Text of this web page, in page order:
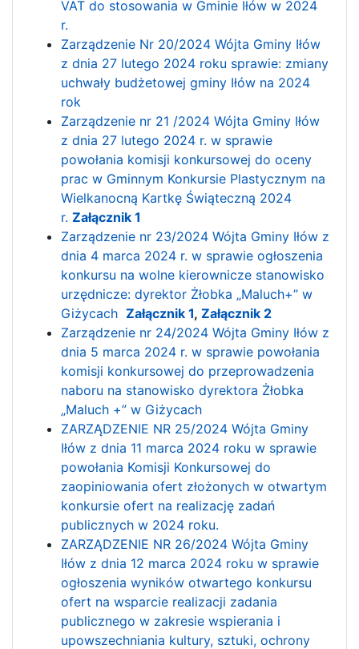
VAT do stosowania w Gminie Iłów w 2024
r.
Zarządzenie Nr 20/2024 Wójta Gminy Iłów
z dnia 27 lutego 2024 roku sprawie: zmiany
uchwały budżetowej gminy Iłów na 2024
rok
Zarządzenie nr 21 /2024 Wójta Gminy Iłów
z dnia 27 lutego 2024 r. w sprawie
powołania komisji konkursowej do oceny
prac w Gminnym Konkursie Plastycznym na
Wielkanocną Kartkę Świąteczną 2024
r. Załącznik 1
Zarządzenie nr 23/2024 Wójta Gminy Iłów z
dnia 4 marca 2024 r. w sprawie ogłoszenia
konkursu na wolne kierownicze stanowisko
urzędnicze: dyrektor Żłobka „Maluch+” w
Giżycach Załącznik 1, Załącznik 2
Zarządzenie nr 24/2024 Wójta Gminy Iłów z
dnia 5 marca 2024 r. w sprawie powołania
komisji konkursowej do przeprowadzenia
naboru na stanowisko dyrektora Żłobka
„Maluch +” w Giżycach
ZARZĄDZENIE NR 25/2024 Wójta Gminy
Iłów z dnia 11 marca 2024 roku w sprawie
powołania Komisji Konkursowej do
zaopiniowania ofert złożonych w otwartym
konkursie ofert na realizację zadań
publicznych w 2024 roku.
ZARZĄDZENIE NR 26/2024 Wójta Gminy
Iłów z dnia 12 marca 2024 roku w sprawie
ogłoszenia wyników otwartego konkursu
ofert na wsparcie realizacji zadania
publicznego w zakresie wspierania i
upowszechniania kultury, sztuki, ochrony